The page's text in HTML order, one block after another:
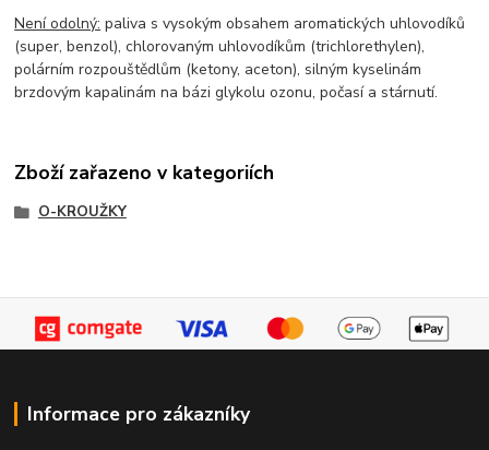
Není odolný: paliva s vysokým obsahem aromatických uhlovodíků
(super, benzol), chlorovaným uhlovodíkům (trichlorethylen),
polárním rozpouštědlům (ketony, aceton), silným kyselinám
brzdovým kapalinám na bázi glykolu ozonu, počasí a stárnutí.
Zboží zařazeno v kategoriích
O-KROUŽKY
Informace pro zákazníky